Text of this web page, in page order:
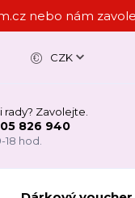
nebo nám
CZK
rady? Zavolejte.
826 940
18 hod.